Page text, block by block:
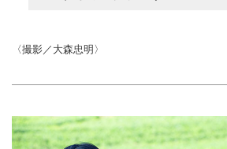
〈撮影／大森忠明〉